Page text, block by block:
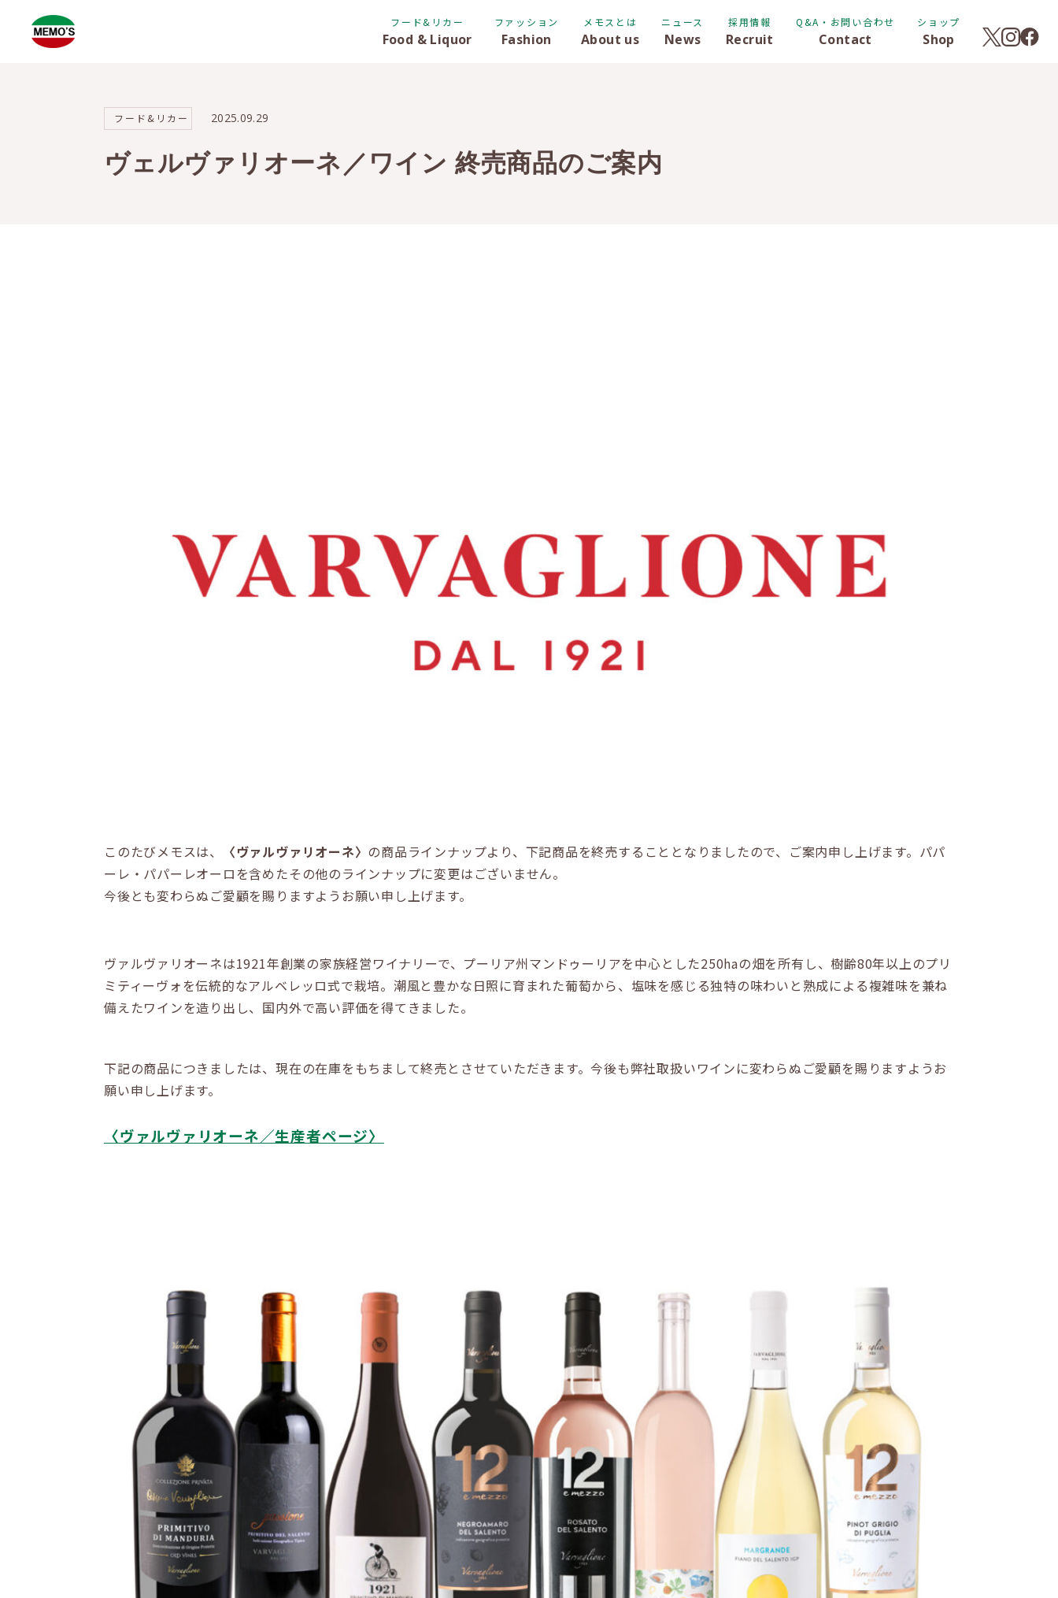
フード&リカー
Food & Liquor
ファッション
Fashion
メモスとは
About us
ニュース
News
採用情報
Recruit
Q&A・お問い合わせ
Contact
ショップ
Shop
フード&リカー 2025.09.29
ヴェルヴァリオーネ／ワイン 終売商品のご案内
このたびメモスは、 〈ヴァルヴァリオーネ〉 の商品ラインナップより、下記商品を終売することとなりましたので、ご案内申し上げます。パパ
ーレ・パパーレオーロを含めたその他のラインナップに変更はございません。
今後とも変わらぬご愛顧を賜りますようお願い申し上げます。
ヴァルヴァリオーネは1921年創業の家族経営ワイナリーで、プーリア州マンドゥーリアを中心とした250haの畑を所有し、樹齢80年以上のプリ
ミティーヴォを伝統的なアルベレッロ式で栽培。潮風と豊かな日照に育まれた葡萄から、塩味を感じる独特の味わいと熟成による複雑味を兼ね
備えたワインを造り出し、国内外で高い評価を得てきました。
下記の商品につきましたは、現在の在庫をもちまして終売とさせていただきます。今後も弊社取扱いワインに変わらぬご愛顧を賜りますようお
願い申し上げます。
〈ヴァルヴァリオーネ／生産者ページ〉